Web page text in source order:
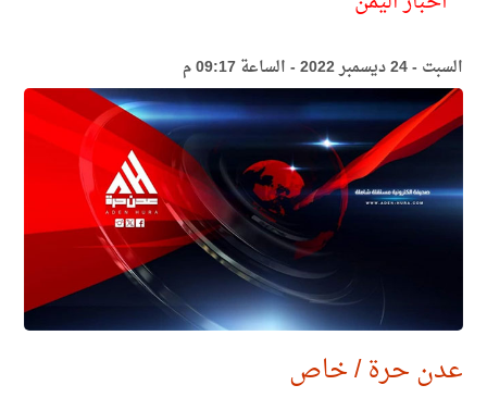
السبت - 24 ديسمبر 2022 - الساعة 09:17 م
عدن حرة / خاص